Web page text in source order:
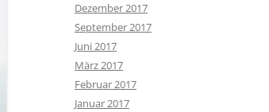
Dezember 2017
September 2017
Juni 2017
März 2017
Februar 2017
Januar 2017